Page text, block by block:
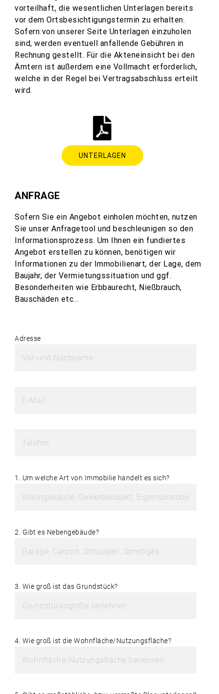
vorteilhaft, die wesentlichen Unterlagen bereits
vor dem Ortsbesichtigungstermin zu erhalten.
Sofern von unserer Seite Unterlagen einzuholen
sind, werden eventuell anfallende Gebühren in
Rechnung gestellt. Für die Akteneinsicht bei den
Ämtern ist außerdem eine Vollmacht erforderlich,
welche in der Regel bei Vertragsabschluss erteilt
wird.
UNTERLAGEN
ANFRAGE
Sofern Sie ein Angebot einholen möchten, nutzen
Sie unser Anfragetool und beschleunigen so den
Informationsprozess. Um Ihnen ein fundiertes
Angebot erstellen zu können, benötigen wir
Informationen zu der Immobilienart, der Lage, dem
Baujahr, der Vermietungssituation und ggf.
Besonderheiten wie Erbbaurecht, Nießbrauch,
Bauschäden etc…
Adresse
1. Um welche Art von Immobilie handelt es sich?
2. Gibt es Nebengebäude?
3. Wie groß ist das Grundstück?
4. Wie groß ist die Wohnfläche/Nutzungsfläche?